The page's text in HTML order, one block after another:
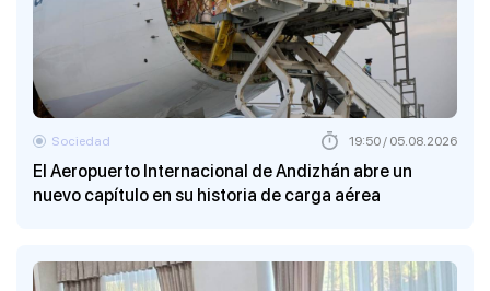
El Aeropuerto Internacional de Andizhán abre un
nuevo capítulo en su historia de carga aérea
Sociedad 19:50 / 05.08.2026